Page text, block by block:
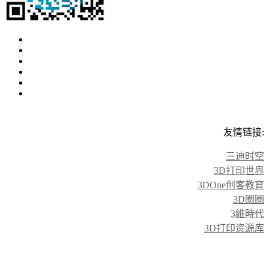
友情链接:
三迪时空
3D打印世界
3DOne创客教育
3D圈圈
3維時代
3D打印资源库